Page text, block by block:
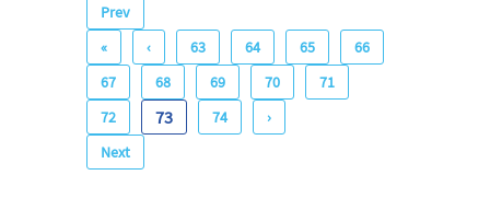
Prev
«
‹ 63 64 65
66
67
68 69 70
71
72
73 74
›
Next